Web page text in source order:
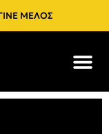
ΜΕΛΟΣ